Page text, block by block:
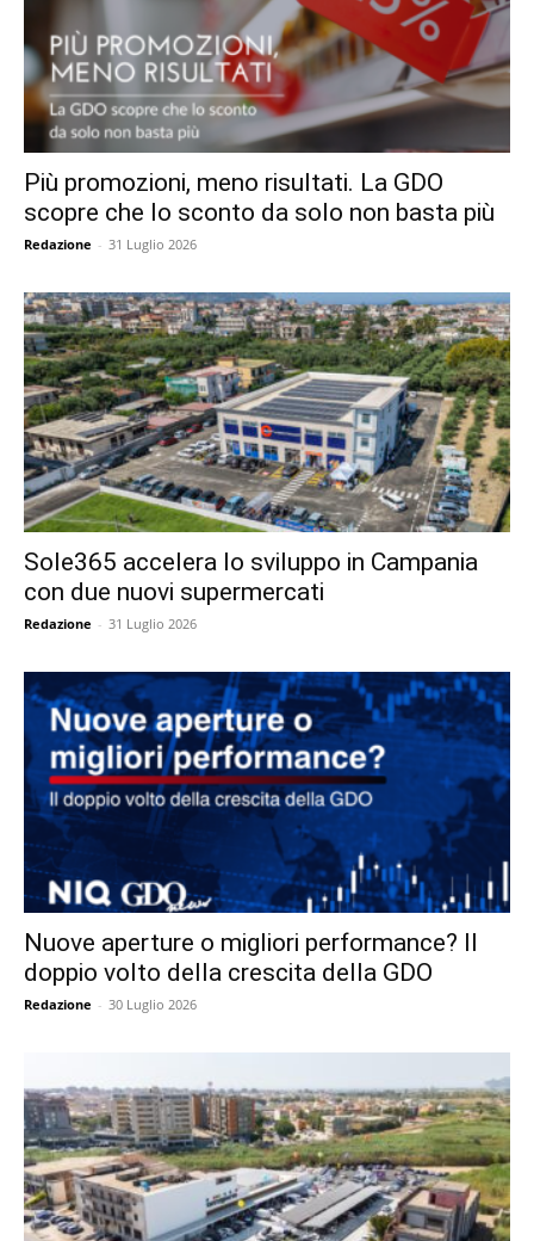
Più promozioni, meno risultati. La GDO
scopre che lo sconto da solo non basta più
Redazione - 31 Luglio 2026
Sole365 accelera lo sviluppo in Campania
con due nuovi supermercati
Redazione - 31 Luglio 2026
Nuove aperture o migliori performance? Il
doppio volto della crescita della GDO
Redazione - 30 Luglio 2026